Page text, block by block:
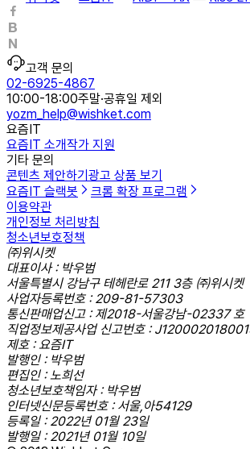
고객 문의
02-6925-4867
10:00-18:00주말·공휴일 제외
yozm_help@wishket.com
요즘IT
요즘IT 소개작가 지원
기타 문의
콘텐츠 제안하기광고 상품 보기
요즘IT 슬랙봇
크롬 확장 프로그램
이용약관
개인정보 처리방침
청소년보호정책
㈜위시켓
대표이사 : 박우범
서울특별시 강남구 테헤란로 211 3층 ㈜위시켓
사업자등록번호 : 209-81-57303
통신판매업신고 : 제2018-서울강남-02337 호
직업정보제공사업 신고번호 :
제호 : 요즘IT
발행인 : 박우범
편집인 : 노희선
청소년보호책임자 : 박우범
인터넷신문등록번호 : 서울,아54129
등록일 : 2022년 01월 23일
발행일 : 2021년 01월 10일